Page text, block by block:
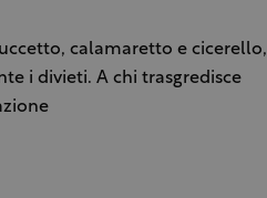
calamaretto e cicerello,
i divieti. A chi trasgredisce